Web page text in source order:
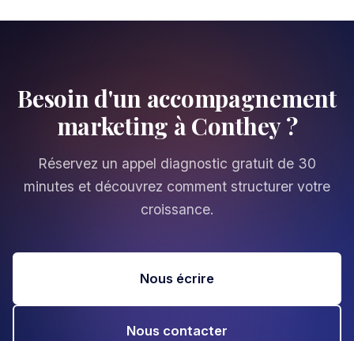
Besoin d'un accompagnement
marketing à Conthey ?
Réservez un appel diagnostic gratuit de 30
minutes et découvrez comment structurer votre
croissance.
Nous écrire
Nous contacter